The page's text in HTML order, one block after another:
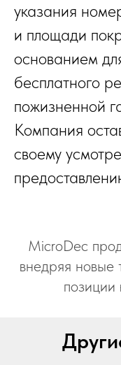
указания
и площади
основанием
бесплатного
пожизненной
Компания
своему
MicroDec
внедряя новые
позиции